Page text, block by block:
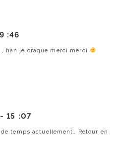
:46
, han je craque merci merci
-15 :07
temps actuellement… Retour en